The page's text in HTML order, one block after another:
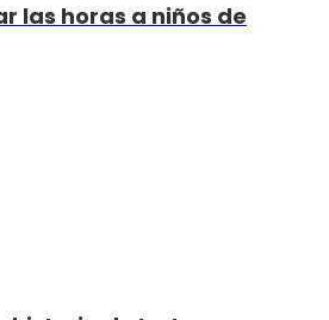
las horas a niños de